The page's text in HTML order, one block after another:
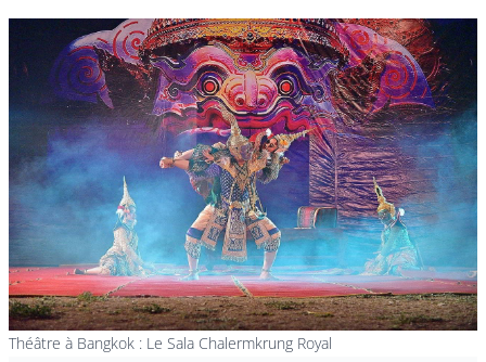
Théâtre à Bangkok : Le Sala Chalermkrung Royal